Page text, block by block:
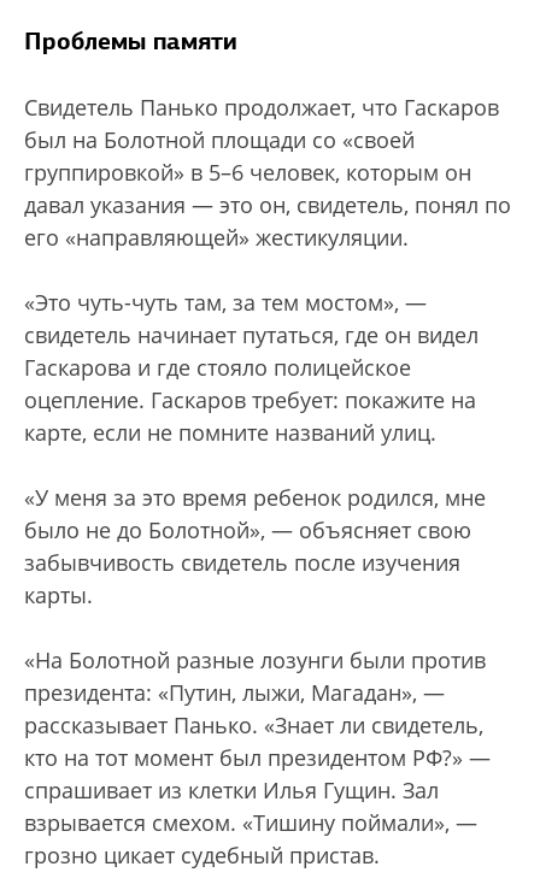
Проблемы памяти
Свидетель Панько продолжает, что Гаскаров
был на Болотной площади со «своей
группировкой» в 5–6 человек, которым он
давал указания — это он, свидетель, понял по
его «направляющей» жестикуляции.
«Это чуть-чуть там, за тем мостом», —
свидетель начинает путаться, где он видел
Гаскарова и где стояло полицейское
оцепление. Гаскаров требует: покажите на
карте, если не помните названий улиц.
«У меня за это время ребенок родился, мне
было не до Болотной», — объясняет свою
забывчивость свидетель после изучения
карты.
«На Болотной разные лозунги были против
президента: «Путин, лыжи, Магадан», —
рассказывает Панько. «Знает ли свидетель,
кто на тот момент был президентом РФ?» —
спрашивает из клетки Илья Гущин. Зал
взрывается смехом. «Тишину поймали», —
грозно цикает судебный пристав.